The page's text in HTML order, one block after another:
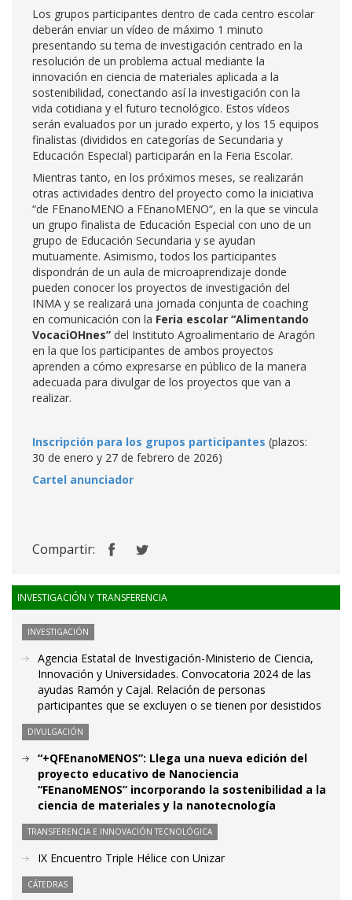
Los grupos participantes dentro de cada centro escolar
deberán enviar un vídeo de máximo 1 minuto
presentando su tema de investigación centrado en la
resolución de un problema actual mediante la
innovación en ciencia de materiales aplicada a la
sostenibilidad, conectando así la investigación con la
vida cotidiana y el futuro tecnológico. Estos vídeos
serán evaluados por un jurado experto, y los 15 equipos
finalistas (divididos en categorías de Secundaria y
Educación Especial) participarán en la Feria Escolar.
Mientras tanto, en los próximos meses, se realizarán
otras actividades dentro del proyecto como la iniciativa
“de FEnanoMENO a FEnanoMENO“, en la que se vincula
un grupo finalista de Educación Especial con uno de un
grupo de Educación Secundaria y se ayudan
mutuamente. Asimismo, todos los participantes
dispondrán de un aula de microaprendizaje donde
pueden conocer los proyectos de investigación del
INMA y se realizará una jornada conjunta de coaching
en comunicación con la Feria escolar “Alimentando
VocaciOHnes” del Instituto Agroalimentario de Aragón
en la que los participantes de ambos proyectos
aprenden a cómo expresarse en público de la manera
adecuada para divulgar de los proyectos que van a
realizar.
Inscripción para los grupos participantes (plazos:
30 de enero y 27 de febrero de 2026)
Cartel anunciador
Compartir:
INVESTIGACIÓN Y TRANSFERENCIA
INVESTIGACIÓN
Agencia Estatal de Investigación-Ministerio de Ciencia,
Innovación y Universidades. Convocatoria 2024 de las
ayudas Ramón y Cajal. Relación de personas
participantes que se excluyen o se tienen por desistidos
DIVULGACIÓN
“+QFEnanoMENOS”: Llega una nueva edición del
proyecto educativo de Nanociencia
“FEnanoMENOS” incorporando la sostenibilidad a la
ciencia de materiales y la nanotecnología
TRANSFERENCIA E INNOVACIÓN TECNOLÓGICA
IX Encuentro Triple Hélice con Unizar
CÁTEDRAS